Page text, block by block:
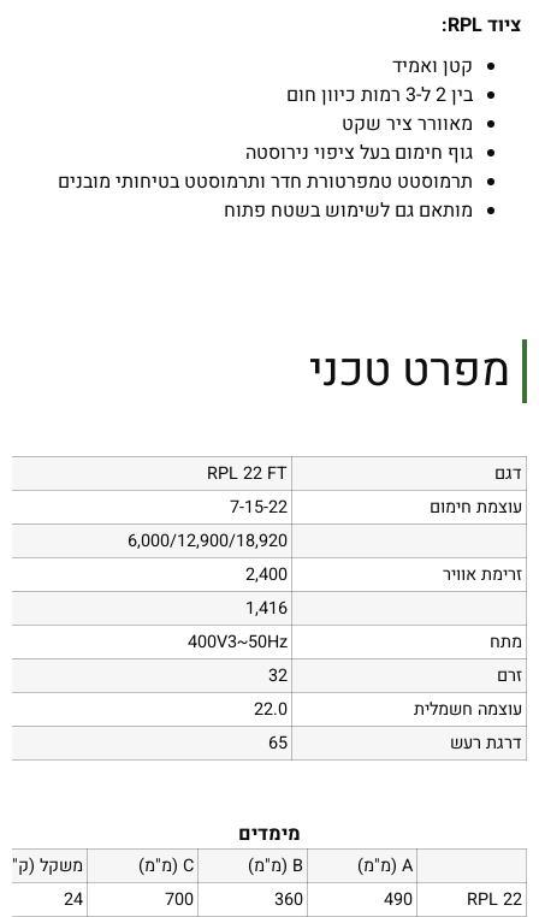
ציוד RPL:
קטן ואמיד
בין 2 ל-3 רמות כיוון חום
מאוורר ציר שקט
גוף חימום בעל ציפוי נירוסטה
תרמוסטט טמפרטורת חדר ותרמוסטט בטיחותי מובנים
מותאם גם לשימוש בשטח פתוח
מפרט טכני
דגם
RPL 22 FT
עוצמת חימום
7-15-22
6,000/12,900/18,920
זרימת אוויר
2,400
1,416
מתח
400V3~50Hz
זרם
32
עוצמה חשמלית
22.0
דרגת רעש
65
מימדים
A (מ"מ) B (מ"מ) C (מ"מ)
משקל (ק"ג)
RPL 22
490
360
700
24